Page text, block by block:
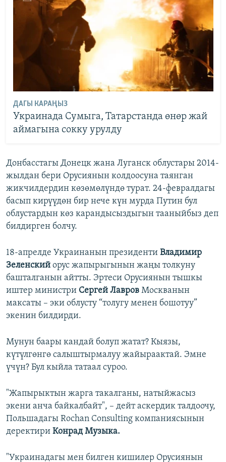
ДАГЫ КАРАҢЫЗ
Украинада Сумыга, Татарстанда өнөр жай
аймагына сокку урулду
Донбасстагы Донецк жана Луганск облустары 2014-
жылдан бери Орусиянын колдоосуна таянган
жикчилдердин көзөмөлүндө турат. 24-февралдагы
басып кирүүдөн бир нече күн мурда Путин бул
облустардын көз карандысыздыгын тааныйбыз деп
билдирген болчу.
18-апрелде Украинанын президенти Владимир
Зеленский орус жапырыгынын жаңы толкуну
башталганын айтты. Эртеси Орусиянын тышкы
иштер министри Сергей Лавров Москванын
максаты – эки облусту “толугу менен бошотуу”
экенин билдирди.
Мунун баары кандай болуп жатат? Кыязы,
күтүлгөнгө салыштырмалуу жайыраактай. Эмне
үчүн? Бул кыйла татаал суроо.
"Жапырыктын жарга такалганы, натыйжасыз
экени анча байкалбайт", – дейт аскердик талдоочу,
Польшадагы Rochan Consulting компаниясынын
деректири Конрад Музыка.
"Украинадагы мен билген кишилер Орусиянын